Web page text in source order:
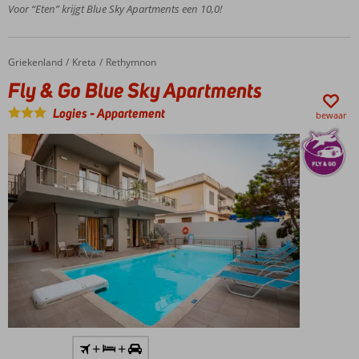
en bars in
omgeving
Verkoelend
en apart
kinderbad
Voor “Eten” krijgt Blue Sky Apartments een 10,0!
Home
Griekenland Kreta Rethymnon
Fly & Go Blue Sky Apartments
Fly & Go Blue Sky Apartments
Logies-Appartement bewaar
+ +